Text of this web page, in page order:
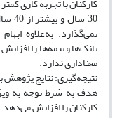
30
نمی‌گذارد. به‌علاوه
بانک‌ها و بیمه‌ها را
معناداری ندارد.
نتیجه‌گیری: نتایج پژوهش
هدف به شرط توجه به
کارکنان را افزایش می‌دهد.